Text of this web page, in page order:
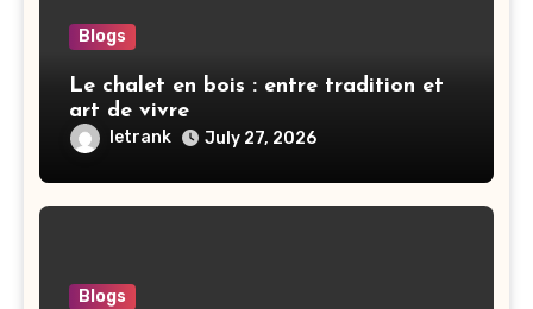
Blogs
Le chalet en bois : entre tradition et
art de vivre
letrank July 27, 2026
Blogs